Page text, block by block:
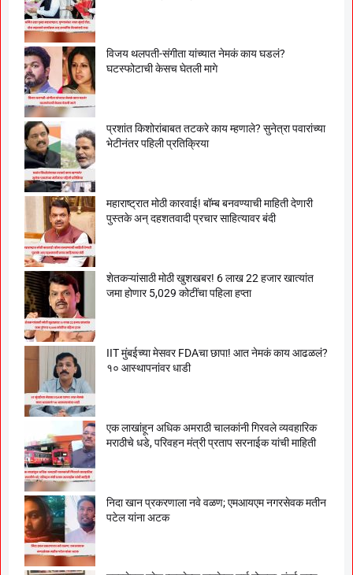
विजय थलपती-संगीता यांच्यात नेमकं काय घडलं?
घटस्फोटाची केसच घेतली मागे
प्रशांत किशोरांबाबत तटकरे काय म्हणाले? सुनेत्रा पवारांच्या
भेटीनंतर पहिली प्रतिक्रिया
महाराष्ट्रात मोठी कारवाई! बॉम्ब बनवण्याची माहिती देणारी
पुस्तके अन् दहशतवादी प्रचार साहित्यावर बंदी
शेतकऱ्यांसाठी मोठी खुशखबर! 6 लाख 22 हजार खात्यांत
जमा होणार 5,029 कोटींचा पहिला हप्ता
IIT मुंबईच्या मेसवर FDAचा छापा! आत नेमकं काय आढळलं?
१० आस्थापनांवर धाडी
एक लाखांहून अधिक अमराठी चालकांनी गिरवले व्यवहारिक
मराठीचे धडे, परिवहन मंत्री प्रताप सरनाईक यांची माहिती
निदा खान प्रकरणाला नवे वळण; एमआयएम नगरसेवक मतीन
पटेल यांना अटक